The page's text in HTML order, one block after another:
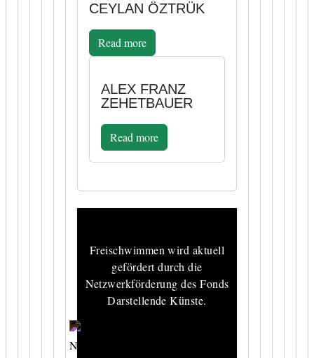
CEYLAN ÖZTRÜK
Read more
ALEX FRANZ
ZEHETBAUER
Read more
Freischwimmen wird aktuell
gefördert durch die
Netzwerkförderung des Fonds
Darstellende Künste.